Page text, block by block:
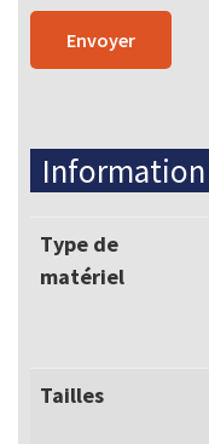
Type de
matériel
Tailles